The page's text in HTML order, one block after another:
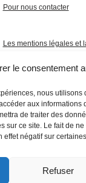
le consentement
nous
aux informations
de traiter des
sur ce site. Le fait de
effet négatif sur
Refuser
Pour nous contacter
Les mentions légales et